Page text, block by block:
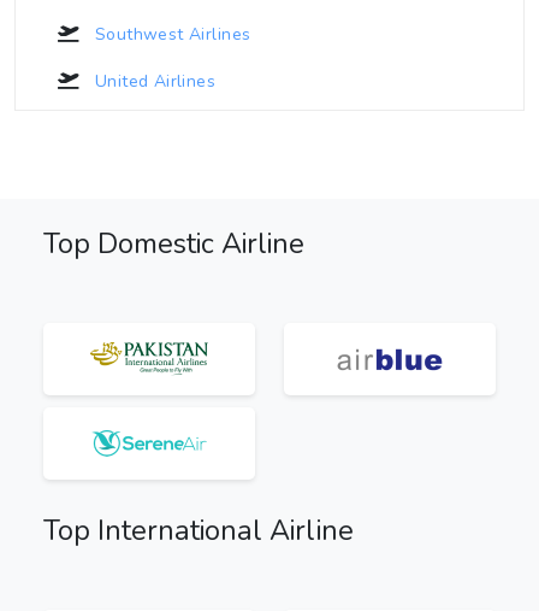
Southwest Airlines
United Airlines
Top Domestic Airline
Top International Airline